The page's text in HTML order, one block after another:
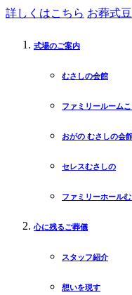
詳しくはこちら お葬式
式場のご案内
むさしの会館
ファミリールーム
おがの むさしの会
セレスむさしの
ファミリーホール
心に残るご葬儀
スタッフ紹介
想いを現す